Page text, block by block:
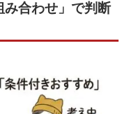
み合わせ」で判断